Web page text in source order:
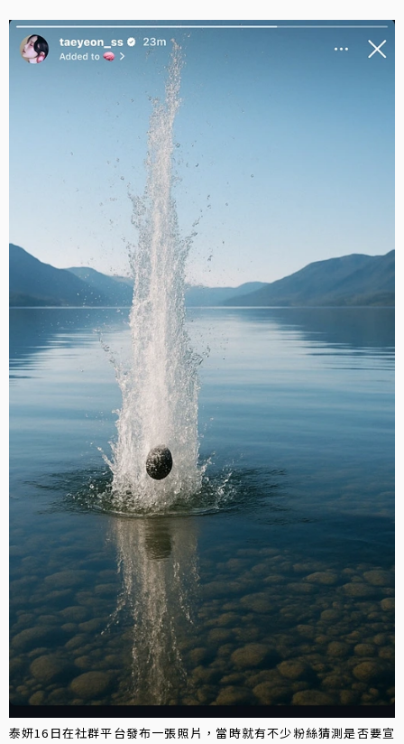
泰妍16日在社群平台發布一張照片，當時就有不少粉絲猜測是否要宣